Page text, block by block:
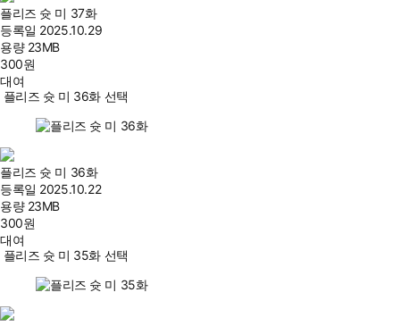
플리즈 슛 미 37화
등록일 2025.10.29
용량 23MB
300원
대여
플리즈 슛 미 36화 선택
플리즈 슛 미 36화
등록일 2025.10.22
용량 23MB
300원
대여
플리즈 슛 미 35화 선택